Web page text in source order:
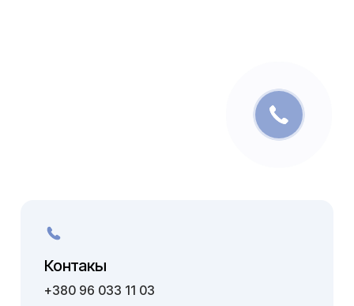
Контакы
+380 96 033 11 03